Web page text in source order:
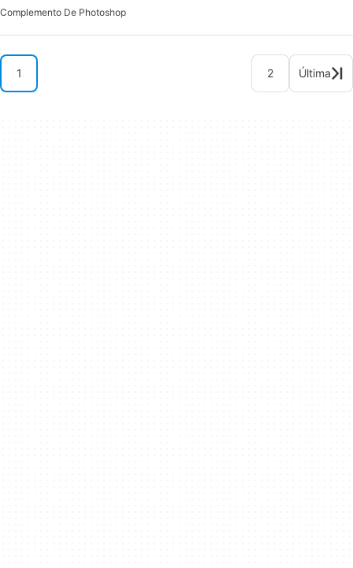
Complemento De Photoshop
1 2 Última